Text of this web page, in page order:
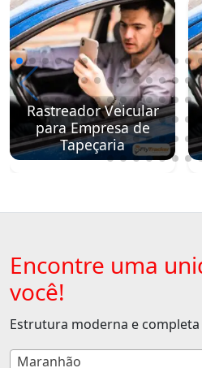
Rastreador Veicular
para Empresa de
Tapeçaria
Encontre uma
você!
Estrutura moderna e
Maranhão